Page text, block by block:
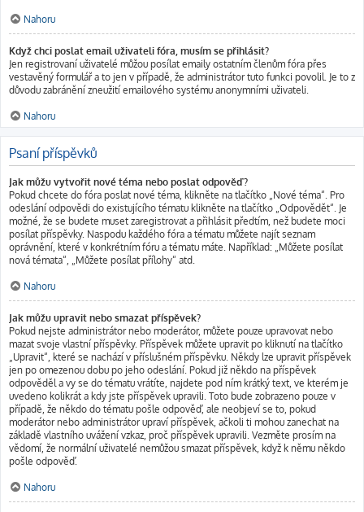
Nahoru
Když chci poslat email uživateli fóra, musím se přihlásit?
Jen registrovaní uživatelé můžou posílat emaily ostatním členům fóra přes
vestavěný formulář a to jen v případě, že administrátor tuto funkci povolil. Je to z
důvodu zabránění zneužití emailového systému anonymními uživateli.
Nahoru
Psaní příspěvků
Jak můžu vytvořit nové téma nebo poslat odpověď?
Pokud chcete do fóra poslat nové téma, klikněte na tlačítko „Nové téma“. Pro
odeslání odpovědi do existujícího tématu klikněte na tlačítko „Odpovědět“. Je
možné, že se budete muset zaregistrovat a přihlásit předtím, než budete moci
posílat příspěvky. Naspodu každého fóra a tématu můžete najít seznam
oprávnění, které v konkrétním fóru a tématu máte. Například: „Můžete posílat
nová témata“, „Můžete posílat přílohy“ atd.
Nahoru
Jak můžu upravit nebo smazat příspěvek?
Pokud nejste administrátor nebo moderátor, můžete pouze upravovat nebo
mazat svoje vlastní příspěvky. Příspěvek můžete upravit po kliknutí na tlačítko
„Upravit“, které se nachází v příslušném příspěvku. Někdy lze upravit příspěvek
jen po omezenou dobu po jeho odeslání. Pokud již někdo na příspěvek
odpověděl a vy se do tématu vrátíte, najdete pod ním krátký text, ve kterém je
uvedeno kolikrát a kdy jste příspěvek upravili. Toto bude zobrazeno pouze v
případě, že někdo do tématu pošle odpověď, ale neobjeví se to, pokud
moderátor nebo administrátor upraví příspěvek, ačkoli ti mohou zanechat na
základě vlastního uvážení vzkaz, proč příspěvek upravili. Vezměte prosím na
vědomí, že normální uživatelé nemůžou smazat příspěvek, když k němu někdo
pošle odpověď.
Nahoru